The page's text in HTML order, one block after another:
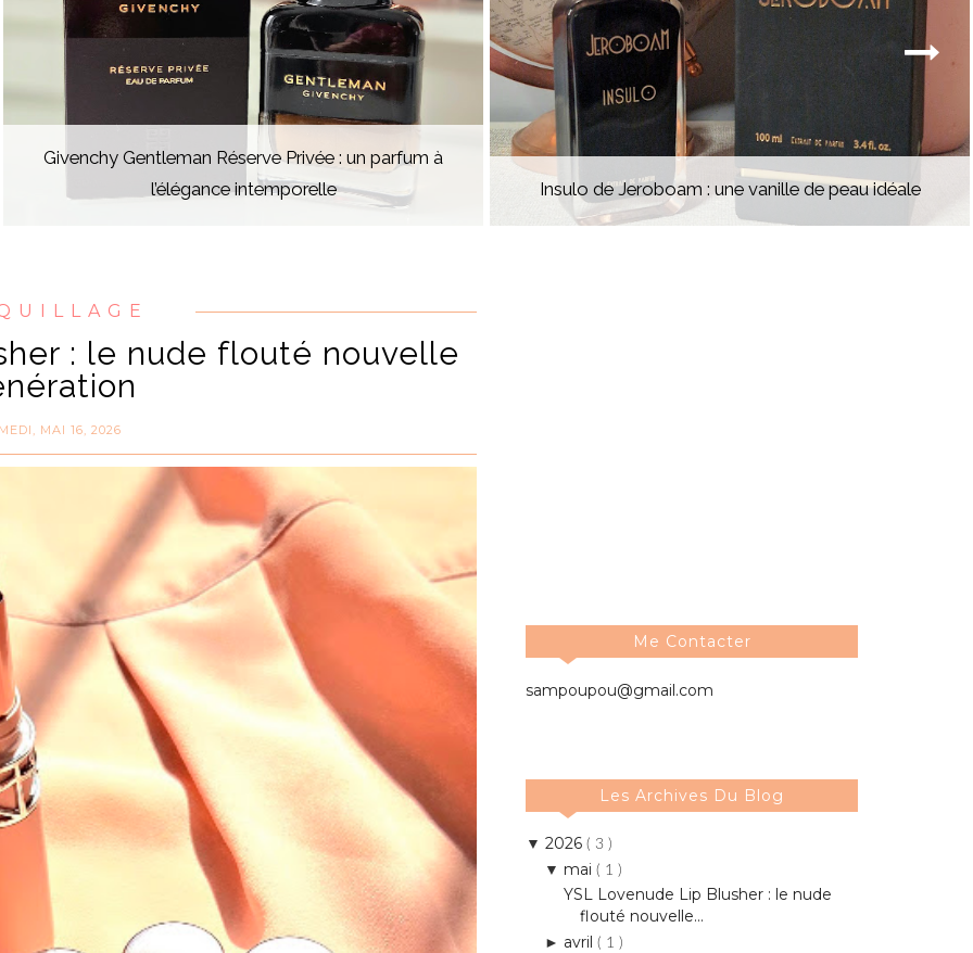
Givenchy Gentleman Réserve Privée : un parfum à
l’élégance intemporelle
Insulo de Jeroboam : une vanille de peau idéale
: le nude flouté nouvelle
MAI 16, 2026
Me Contacter
sampoupou@gmail.com
Les Archives Du Blog
▼ 2026 ( 3 )
▼ mai ( 1 )
YSL Lovenude Lip Blusher : le nude
flouté nouvelle...
► avril ( 1 )